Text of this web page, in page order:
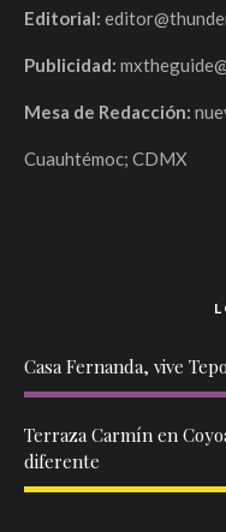
Editorial:
Publicidad:
Mesa de Redacción:
Cuauhtémoc; CDMX
Casa Fernanda, vive
Terraza Carmín en
diferente